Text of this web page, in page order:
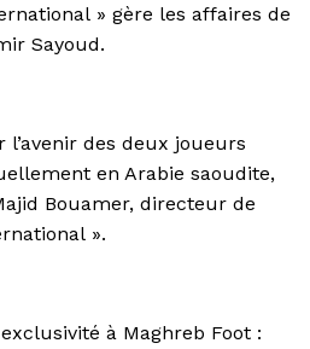
» gère les affaires de
Sayoud.
des deux joueurs
en Arabie saoudite,
Bouamer, directeur de
».
à Maghreb Foot :